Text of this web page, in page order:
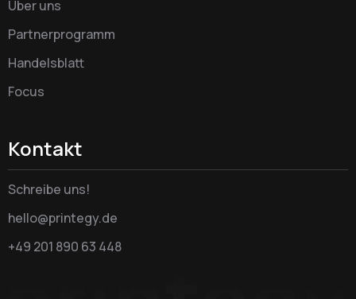
Über uns
Partnerprogramm
Handelsblatt
Focus
Kontakt
Schreibe uns!
hello@printegy.de
+49 201 890 63 448